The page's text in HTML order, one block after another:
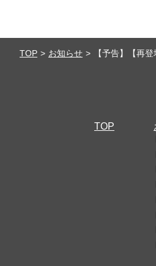
TOP お知らせ 【予告】【再
TOP